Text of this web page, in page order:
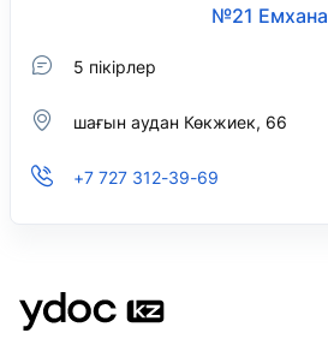
№21 Емхана
5 пікірлер
шағын аудан Көкжиек, 66
+7 727 312-39-69